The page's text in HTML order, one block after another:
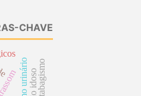
CHAVE
tabagismo